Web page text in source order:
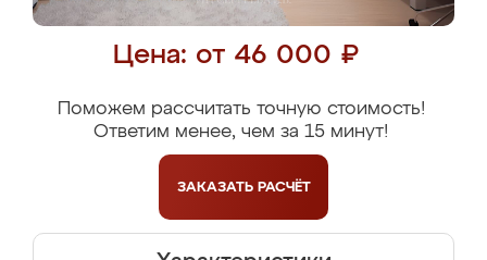
Цена: от 46 000 ₽
Поможем рассчитать точную стоимость!
Ответим менее, чем за 15 минут!
ЗАКАЗАТЬ РАСЧЁТ